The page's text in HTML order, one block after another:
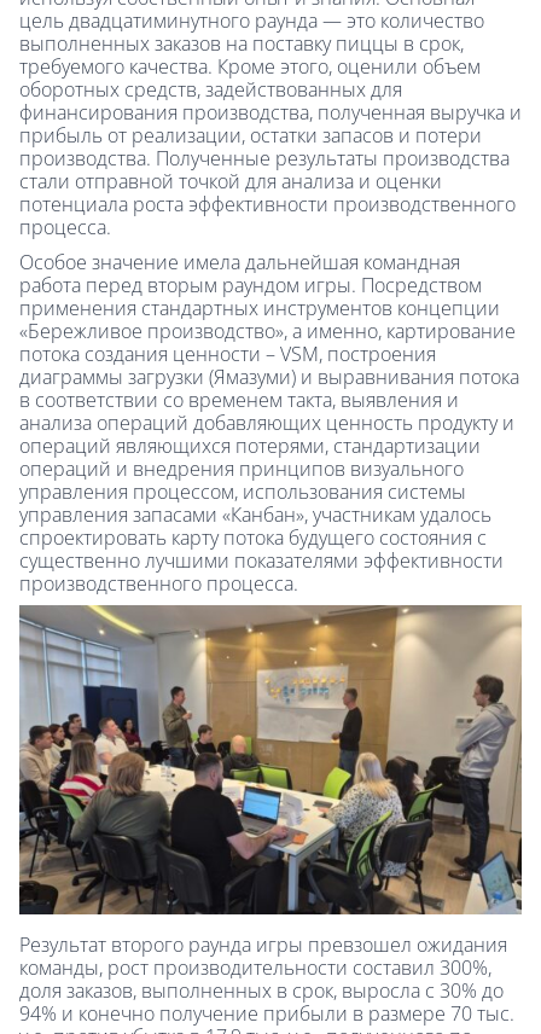
цель двадцатиминутного раунда — это количество
выполненных заказов на поставку пиццы в срок,
требуемого качества. Кроме этого, оценили объем
оборотных средств, задействованных для
финансирования производства, полученная выручка и
прибыль от реализации, остатки запасов и потери
производства. Полученные результаты производства
стали отправной точкой для анализа и оценки
потенциала роста эффективности производственного
процесса.
Особое значение имела дальнейшая командная
работа перед вторым раундом игры. Посредством
применения стандартных инструментов концепции
«Бережливое производство», а именно, картирование
потока создания ценности – VSM, построения
диаграммы загрузки (Ямазуми) и выравнивания потока
в соответствии со временем такта, выявления и
анализа операций добавляющих ценность продукту и
операций являющихся потерями, стандартизации
операций и внедрения принципов визуального
управления процессом, использования системы
управления запасами «Канбан», участникам удалось
спроектировать карту потока будущего состояния с
существенно лучшими показателями эффективности
производственного процесса.
Результат второго раунда игры превзошел ожидания
команды, рост производительности составил 300%,
доля заказов, выполненных в срок, выросла с 30% до
94% и конечно получение прибыли в размере 70 тыс.